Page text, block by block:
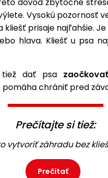
dôvod zbytočne
Vysokú pozornosť
kliešť prisaje najľahšie.
hlava. Kliešť u psa
tiež dať psa
pomáha chrániť pred
Prečítajte si tiež:
vytvoriť záhradu bez
Prečítať